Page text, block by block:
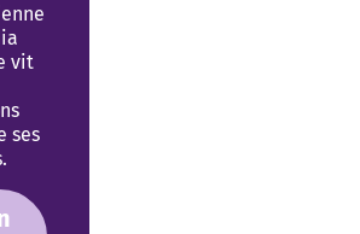
vit
ses